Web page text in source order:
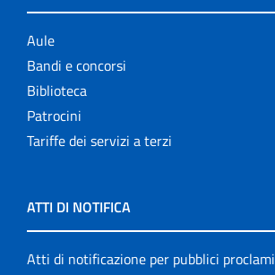
Aule
Bandi e concorsi
Biblioteca
Patrocini
Tariffe dei servizi a terzi
ATTI DI NOTIFICA
Atti di notificazione per pubblici proclami